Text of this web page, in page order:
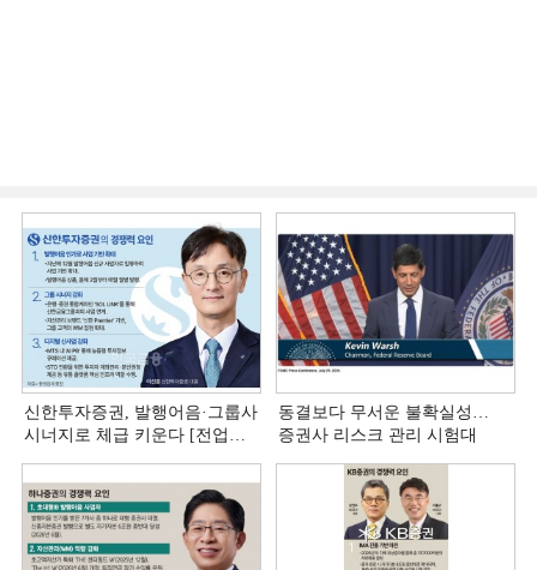
신한투자증권, 발행어음·그룹사
시너지로 체급 키운다 [전업계
동결보다 무서운 불확실성…
증권사 리스크 관리 시험대